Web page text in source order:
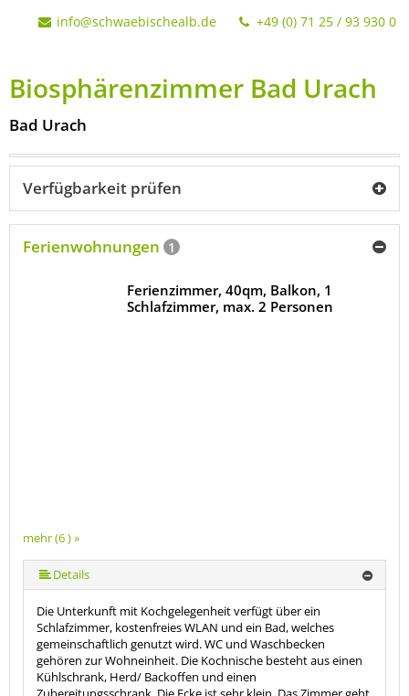
info@schwaebischealb.de +49 (0) 71 25 / 93 930 0
Biosphärenzimmer Bad Urach
Bad Urach
Verfügbarkeit prüfen
Ferienwohnungen 1
mehr (6 ) »
mehr (6 ) »
mehr (6 ) »
Ferienzimmer, 40qm, Balkon, 1
Schlafzimmer, max. 2 Personen
Details
Die Unterkunft mit Kochgelegenheit verfügt über ein
Schlafzimmer, kostenfreies WLAN und ein Bad, welches
gemeinschaftlich genutzt wird. WC und Waschbecken
gehören zur Wohneinheit. Die Kochnische besteht aus einen
Kühlschrank, Herd/ Backoffen und einen